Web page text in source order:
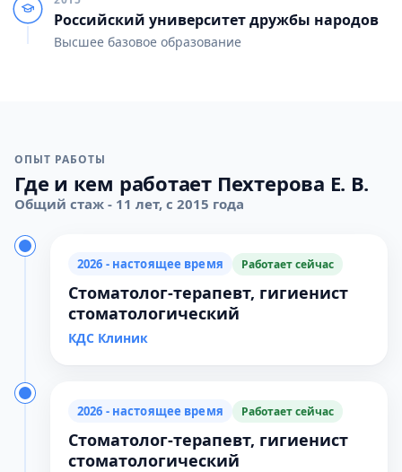
Российский университет дружбы народов
Высшее базовое образование
ОПЫТ РАБОТЫ
Где и кем работает Пехтерова Е. В.
Общий стаж - 11 лет, с 2015 года
2026 - настоящее время Работает сейчас
Стоматолог-терапевт, гигиенист
стоматологический
КДС Клиник
2026 - настоящее время Работает сейчас
Стоматолог-терапевт, гигиенист
стоматологический